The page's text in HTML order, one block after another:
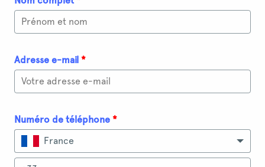
Adresse e-mail *
Numéro de téléphone *
France